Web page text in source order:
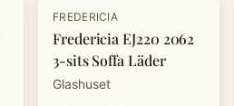
FREDERICIA
Fredericia EJ220 2062
3-sits Soffa Läder
Glashuset